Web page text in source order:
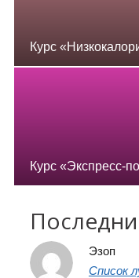
Курс
Курс «Экспресс-
Эзоп
Список